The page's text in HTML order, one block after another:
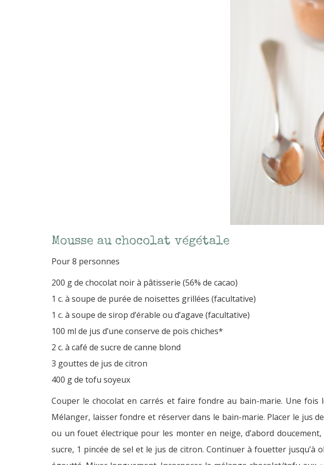
Mousse au chocolat végétale
Pour 8 personnes
200 g de chocolat noir à pâtisserie (56% de cacao)
1 c. à soupe de purée de noisettes grillées (facultative)
1 c. à soupe de sirop d’érable ou d’agave (facultative)
100 ml de jus d’une conserve de pois chiches*
2 c. à café de sucre de canne blond
3 gouttes de jus de citron
400 g de tofu soyeux
Couper le chocolat en carrés et faire fondre au bain-marie. Une
Mélanger, laisser fondre et réserver dans le bain-marie. Placer le jus
ou un fouet électrique pour les monter en neige, d’abord
sucre, 1 pincée de sel et le jus de citron. Continuer à fouetter jusqu’à